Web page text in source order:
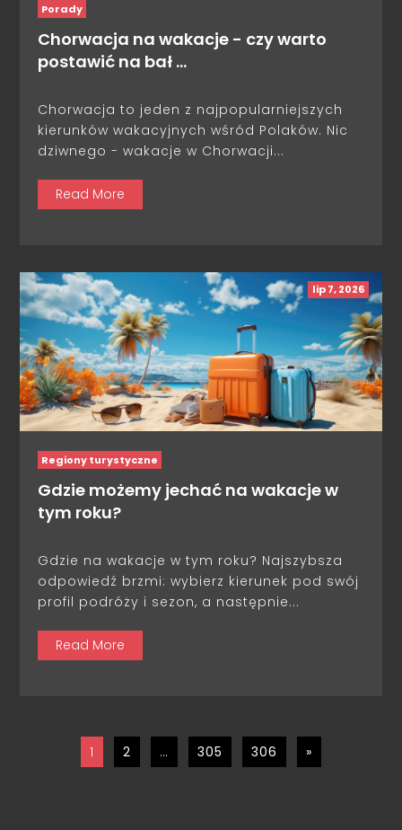
Porady
Chorwacja na wakacje - czy warto
postawić na bał …
Chorwacja to jeden z najpopularniejszych
kierunków wakacyjnych wśród Polaków. Nic
dziwnego - wakacje w Chorwacji...
Read More
lip 7, 2026
Regiony turystyczne
Gdzie możemy jechać na wakacje w
tym roku?
Gdzie na wakacje w tym roku? Najszybsza
odpowiedź brzmi: wybierz kierunek pod swój
profil podróży i sezon, a następnie...
Read More
1 2 … 305 306 »